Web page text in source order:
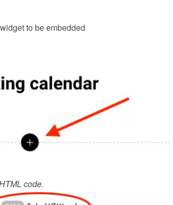
to be embedded
code.